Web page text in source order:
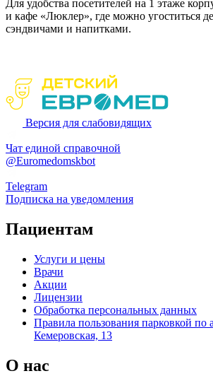
Для удобства посетителей на 1 этаже
и кафе «Люклер», где можно угоститься
сэндвичами и напитками.
Версия для слабовидящих
Чат единой справочной
@Euromedomskbot
Telegram
Подписка на уведомления
Пациентам
Услуги и цены
Врачи
Акции
Лицензии
Обработка персональных данных
Правила пользования парковкой по
Кемеровская, 13
О нас